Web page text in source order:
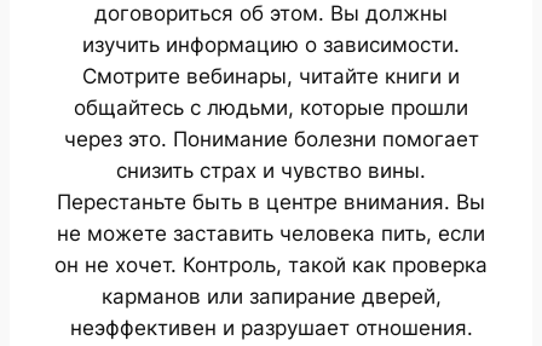
договориться об этом. Вы должны
изучить информацию о зависимости.
Смотрите вебинары, читайте книги и
общайтесь с людьми, которые прошли
через это. Понимание болезни помогает
снизить страх и чувство вины.
Перестаньте быть в центре внимания. Вы
не можете заставить человека пить, если
он не хочет. Контроль, такой как проверка
карманов или запирание дверей,
неэффективен и разрушает отношения.